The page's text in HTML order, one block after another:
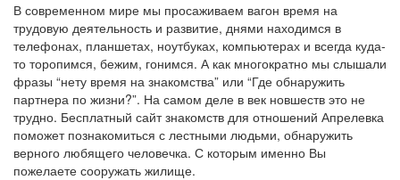
В современном мире мы просаживаем вагон время на
трудовую деятельность и развитие, днями находимся в
телефонах, планшетах, ноутбуках, компьютерах и всегда куда-
то торопимся, бежим, гонимся. А как многократно мы слышали
фразы “нету время на знакомства” или “Где обнаружить
партнера по жизни?”. На самом деле в век новшеств это не
трудно. Бесплатный сайт знакомств для отношений Апрелевка
поможет познакомиться с лестными людьми, обнаружить
верного любящего человечка. С которым именно Вы
пожелаете сооружать жилище.